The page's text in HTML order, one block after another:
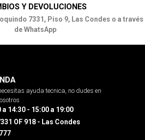
Y DEVOLUCIONES
7331, Piso 9, Las Condes o a través
de WhatsApp
ayuda tecnica, no dudes en
a 14:30 - 15:00 a 19:00
OF 918 - Las Condes